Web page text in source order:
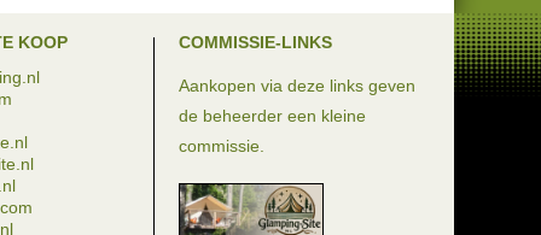
KOOP
COMMISSIE-LINKS
Aankopen via deze links geven
de beheerder een kleine
commissie.